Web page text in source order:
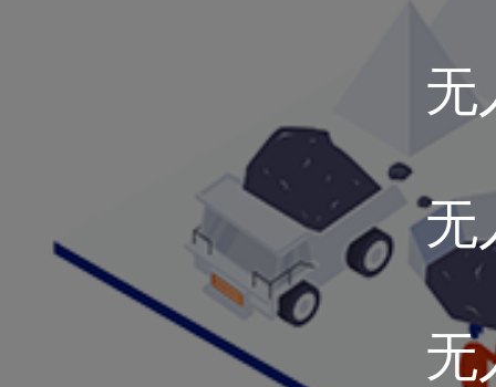
无
无
无